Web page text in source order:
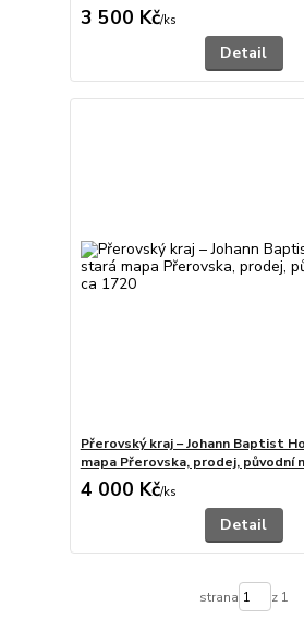
3 500 Kč/ks
Detail
Přerovský kraj – Johann Baptist
mapa Přerovska, prodej, původní
4 000 Kč/ks
Detail
strana z 1